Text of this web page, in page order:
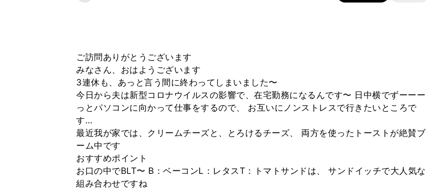
ご訪問ありがとうございます
みなさん、おはようございます
3連休も、あっと言う間に終わってしまいました〜
今日から夫は新型コロナウイルスの影響で、在宅勤務になるんです〜 日中横でずーーー
っとパソコンに向かって仕事をするので、 お互いにノンストレスで行きたいところで
す…
最近我が家では、クリームチーズと、とろけるチーズ、 両方を使ったトーストが絶賛ブ
ーム中です
おすすめポイント
お口の中でBLT〜 B：ベーコンL：レタスT：トマトサンドは、 サンドイッチで大人気な
組み合わせですね